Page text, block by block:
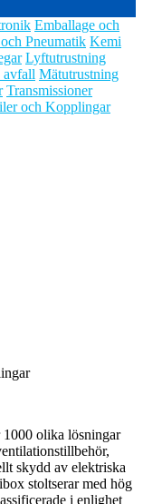
Emballage och
Pneumatik Kemi
Lyftutrustning
Mätutrustning
Transmissioner
och Kopplingar
1000 olika lösningar
skydd av elektriska
stoltserar med hög
i enlighet